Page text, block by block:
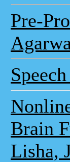
Pre-
Brain
Lisha,